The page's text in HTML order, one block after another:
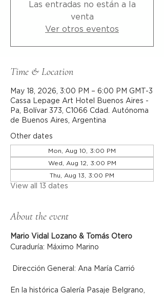
Las entradas no están a la
venta
Ver otros eventos
Time & Location
May 18, 2026, 3:00 PM – 6:00 PM GMT-3
Cassa Lepage Art Hotel Buenos Aires -
Pa, Bolívar 373, C1066 Cdad. Autónoma
de Buenos Aires, Argentina
Other dates
Mon, Aug 10, 3:00 PM
Wed, Aug 12, 3:00 PM
Thu, Aug 13, 3:00 PM
View all 13 dates
About the event
Mario Vidal Lozano & Tomás Otero
Curaduría: Máximo Marino
Dirección General: Ana María Carrió
En la histórica Galería Pasaje Belgrano,